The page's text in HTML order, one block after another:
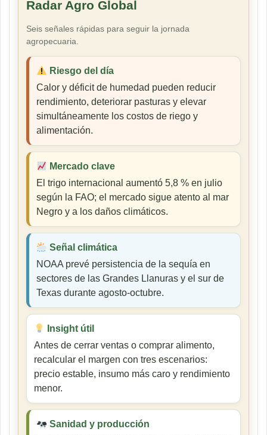
Radar Agro Global
Seis señales rápidas para seguir la jornada
agropecuaria.
Riesgo del día
Calor y déficit de humedad pueden reducir
rendimiento, deteriorar pasturas y elevar
simultáneamente los costos de riego y
alimentación.
Mercado clave
El trigo internacional aumentó 5,8 % en julio
según la FAO; el mercado sigue atento al mar
Negro y a los daños climáticos.
Señal climática
NOAA prevé persistencia de la sequía en
sectores de las Grandes Llanuras y el sur de
Texas durante agosto-octubre.
Insight útil
Antes de cerrar ventas o comprar alimento,
recalcular el margen con tres escenarios:
precio estable, insumo más caro y rendimiento
menor.
Sanidad y producción